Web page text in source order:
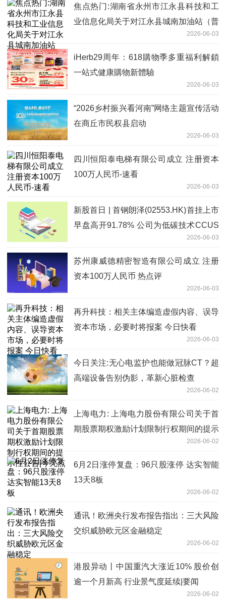
焦点热门:湖南省永州市江永县科技和工
业信息化局关于对江永县城南加油站（普
2026-06-03
iHerb29周年：618購物季多重福利解鎖
一站式健康購物新體驗
2026-06-03
“2026乡村振兴看河南”网络主题宣传活动
在商丘市民权县启动
2026-06-03
四川恒阳泰电梯有限公司成立 注册资本
100万人民币-速看
2026-06-03
新股首日 | 首钢朗泽(02553.HK)首挂上市
早盘高开91.78% 公司为低碳技术CCUS
2026-06-03
苏州康威德精密智造有限公司成立 注册
资本100万人民币 热点评
2026-06-03
再升科技：相关主体编造虚假内容、误导
资本市场，必要时将报案 今日快看
2026-06-03
今日关注:无心电监护也能做冠脉CT？超
高端设备告别伪影，革新心脏检查
2026-06-02
上海电力: 上海电力股份有限公司关于首
期股票期权激励计划限制行权期间的提示
2026-06-02
6月2日涨停复盘：96只股涨停 达实智能
13天8板
2026-06-02
通讯！欧洲央行发布报告指出：三大风险
交织威胁欧元区金融稳定
2026-06-02
港股异动丨中国重汽大涨近10% 股价创
逾一个月新高 行业景气度延续|要闻
2026-06-02